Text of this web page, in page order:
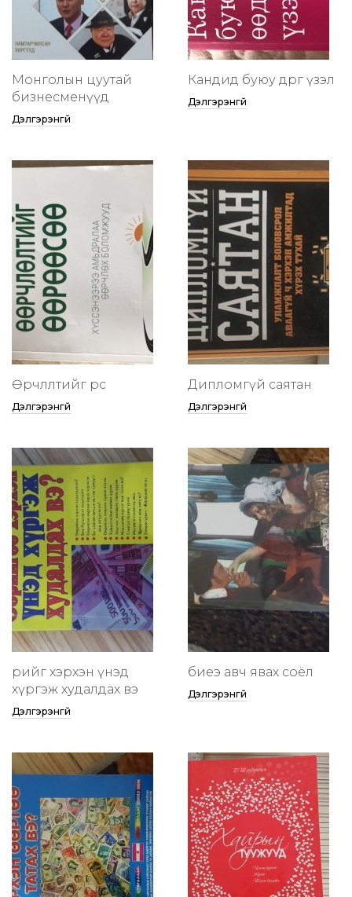
Монголын цуутай
бизнесменүүд
Дэлгэрэнгүй
Кандид буюу өөдрөг үзэл
Дэлгэрэнгүй
Өөрчлөлтийг өөрөөсөө
Дэлгэрэнгүй
Дипломгүй саятан
Дэлгэрэнгүй
өөрийгөө хэрхэн үнэд
хүргэж худалдах вэ
Дэлгэрэнгүй
биеэ авч явах соёл
Дэлгэрэнгүй